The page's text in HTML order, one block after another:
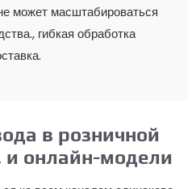
может масштабироваться
гибкая обработка
в розничной
и онлайн-модели